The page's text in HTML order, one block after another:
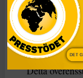
politisk
grupper av
den. På
Detta
DET